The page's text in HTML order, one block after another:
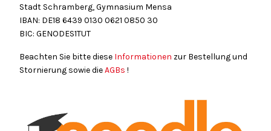
Stadt Schramberg, Gymnasium Mensa
IBAN: DE18 6439 0130 0621 0850 30
BIC: GENODES1TUT
Beachten Sie bitte diese Informationen zur Bestellung und
Stornierung sowie dieAGBs !